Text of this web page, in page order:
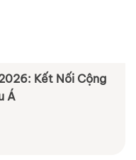
Kết Nối Cộng
Á